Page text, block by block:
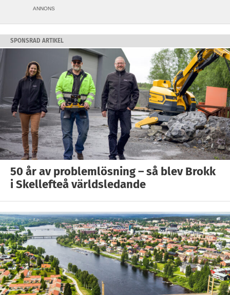
ANNONS
SPONSRAD ARTIKEL
50 år av problemlösning – så blev Brokk
i Skellefteå världsledande